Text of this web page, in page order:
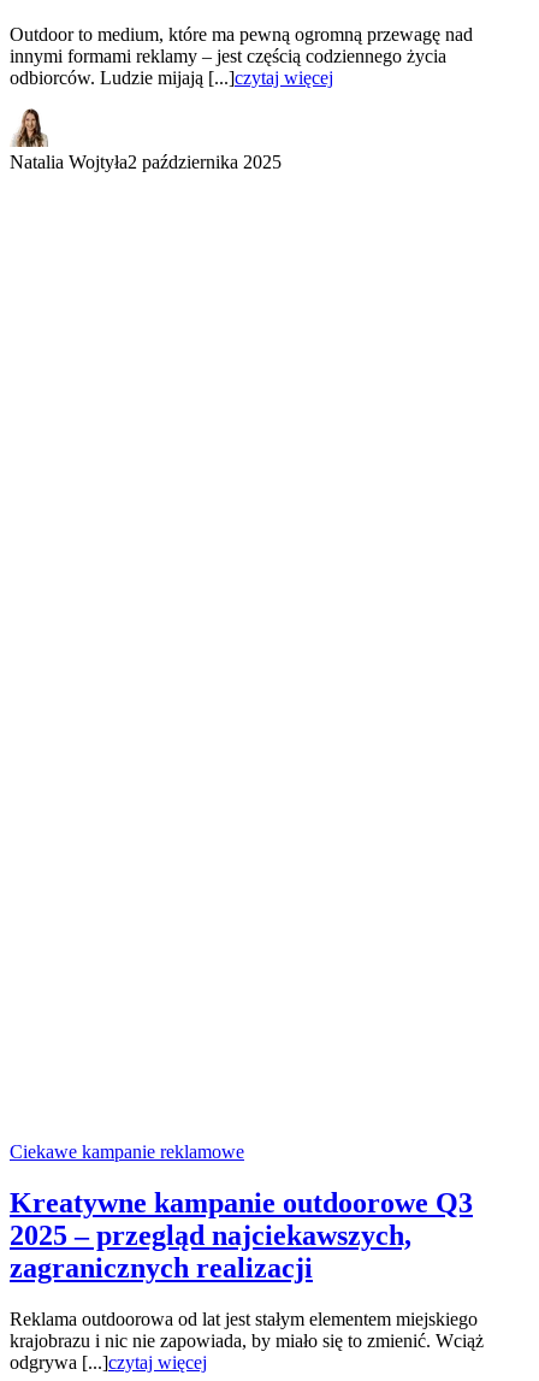
Outdoor to medium, które ma pewną ogromną przewagę nad
innymi formami reklamy – jest częścią codziennego życia
odbiorców. Ludzie mijają [...]czytaj więcej
Natalia Wojtyła2 października 2025
Ciekawe kampanie reklamowe
Kreatywne kampanie outdoorowe Q3
2025 – przegląd najciekawszych,
zagranicznych realizacji
Reklama outdoorowa od lat jest stałym elementem miejskiego
krajobrazu i nic nie zapowiada, by miało się to zmienić. Wciąż
odgrywa [...]czytaj więcej